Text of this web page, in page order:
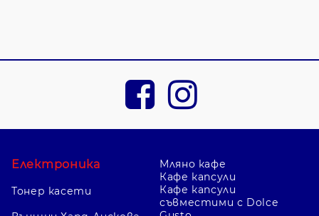
Електроника
Тонер касети
Мляно кафе
Кафе капсули
Кафе капсули
съвместими с Dolce